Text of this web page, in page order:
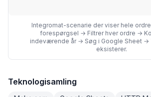
Integromat-scenarie der viser hele
forespørgsel → Filtrer hver ordre →
indeværende år → Søg i Google Sheet →
eksisterer.
Teknologisamling